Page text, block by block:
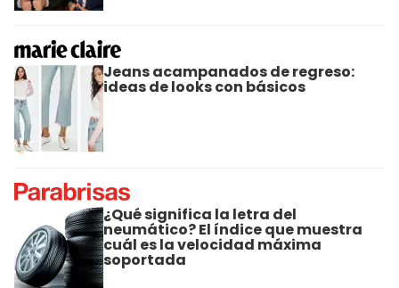
Jeans acampanados de regreso:
ideas de looks con básicos
¿Qué significa la letra del
neumático? El índice que muestra
cuál es la velocidad máxima
soportada